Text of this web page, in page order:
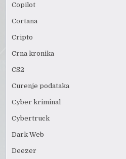
Copilot
Cortana
Cripto
Crna kronika
CS2
Curenje podataka
Cyber kriminal
Cybertruck
Dark Web
Deezer